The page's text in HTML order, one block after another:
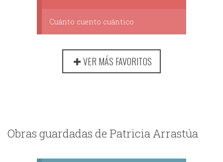
Cuánto cuento cuántico
VER MÁS FAVORITOS
Obras guardadas de Patricia Arrastúa